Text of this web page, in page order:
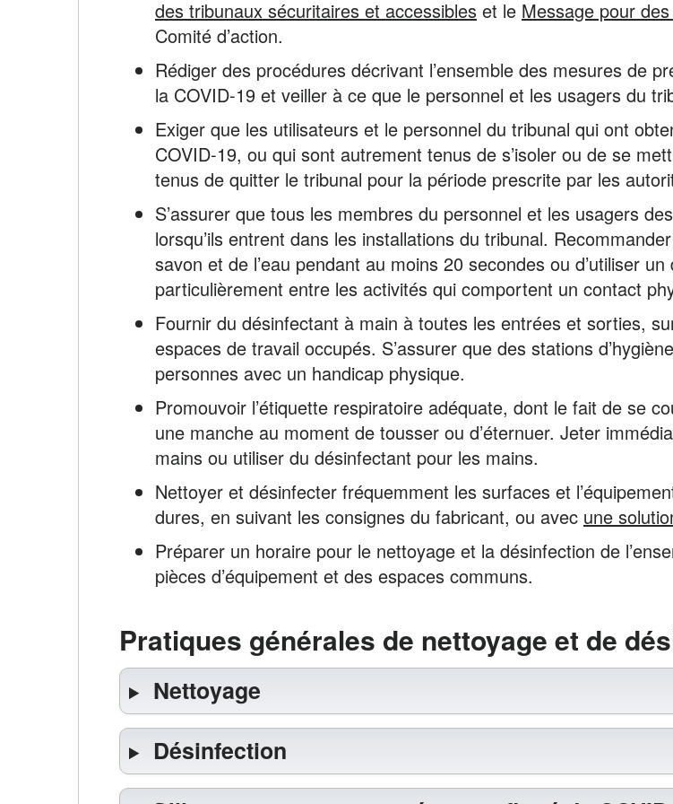
des tribunaux sécuritaires et accessibles et le Message pour
Comité d’action.
Rédiger des procédures décrivant l’ensemble des mesures de
la COVID-19 et veiller à ce que le personnel et les usagers du
Exiger que les utilisateurs et le personnel du tribunal qui ont
COVID-19, ou qui sont autrement tenus de s’isoler ou de se
tenus de quitter le tribunal pour la période prescrite par les
S’assurer que tous les membres du personnel et les usagers
lorsqu’ils entrent dans les installations du tribunal.
savon et de l’eau pendant au moins 20 secondes ou d’utiliser
particulièrement entre les activités qui comportent un contact
Fournir du désinfectant à main à toutes les entrées et sorties,
espaces de travail occupés. S’assurer que des stations
personnes avec un handicap physique.
Promouvoir l’étiquette respiratoire adéquate, dont le fait de se
une manche au moment de tousser ou d’éternuer. Jeter
mains ou utiliser du désinfectant pour les mains.
Nettoyer et désinfecter fréquemment les surfaces et l’équipement
dures, en suivant les consignes du fabricant, ou avec une
Préparer un horaire pour le nettoyage et la désinfection de
pièces d’équipement et des espaces communs.
Pratiques générales de nettoyage et de
Nettoyage
Désinfection